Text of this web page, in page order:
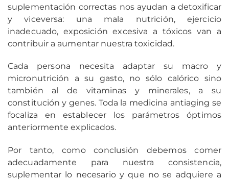
suplementación correctas nos ayudan a detoxificar
y viceversa: una mala nutrición, ejercicio
inadecuado, exposición excesiva a tóxicos van a
contribuir a aumentar nuestra toxicidad.
Cada persona necesita adaptar su macro y
micronutrición a su gasto, no sólo calórico sino
también al de vitaminas y minerales, a su
constitución y genes. Toda la medicina antiaging se
focaliza en establecer los parámetros óptimos
anteriormente explicados.
Por tanto, como conclusión debemos comer
adecuadamente para nuestra consistencia,
suplementar lo necesario y que no se adquiere a